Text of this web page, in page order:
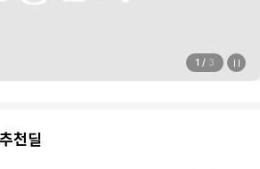
1 / 3
천딜